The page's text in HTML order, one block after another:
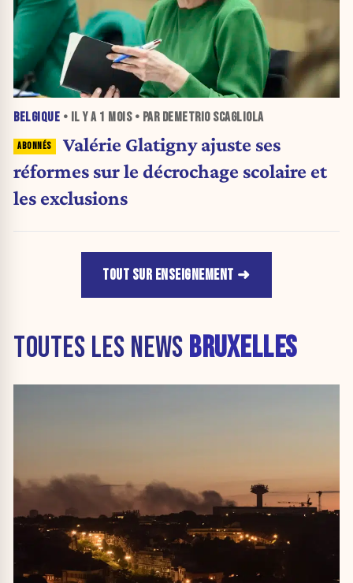
BELGIQUE • IL Y A 1 MOIS• PAR DEMETRIO SCAGLIOLA
Valérie Glatigny ajuste ses
réformes sur le décrochage scolaire et
les exclusions
TOUT SUR ENSEIGNEMENT
TOUTES LES NEWS BRUXELLES